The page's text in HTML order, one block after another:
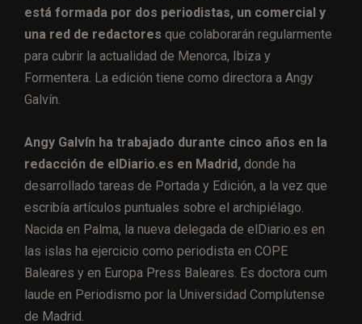
está formada por dos periodistas, un comercial y
una red de redactores que colaborarán regularmente
para cubrir la actualidad de Menorca, Ibiza y
Formentera. La edición tiene como directora a Angy
Galvín.
Angy Galvín ha trabajado durante cinco años en la
redacción de elDiario.es en Madrid, donde ha
desarrollado tareas de Portada y Edición, a la vez que
escribía artículos puntuales sobre el archipiélago.
Nacida en Palma, la nueva delegada de elDiario.es en
las islas ha ejercicio como periodista en COPE
Baleares y en Europa Press Baleares. Es doctora cum
laude en Periodismo por la Universidad Complutense
de Madrid.